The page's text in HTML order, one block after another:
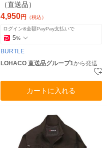
（直送品）
4,950円 （税込）
ログイン&全額PayPay支払いで
5%
BURTLE
LOHACO 直送品グループ1から発送
カートに入れる